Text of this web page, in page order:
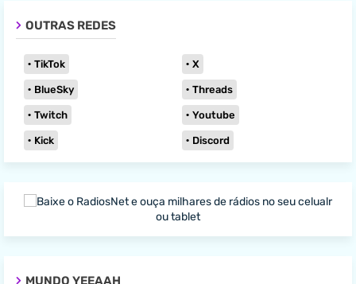
OUTRAS REDES
TikTok X
BlueSky Threads
Twitch Youtube
Kick Discord
MUNDO YEEAAH